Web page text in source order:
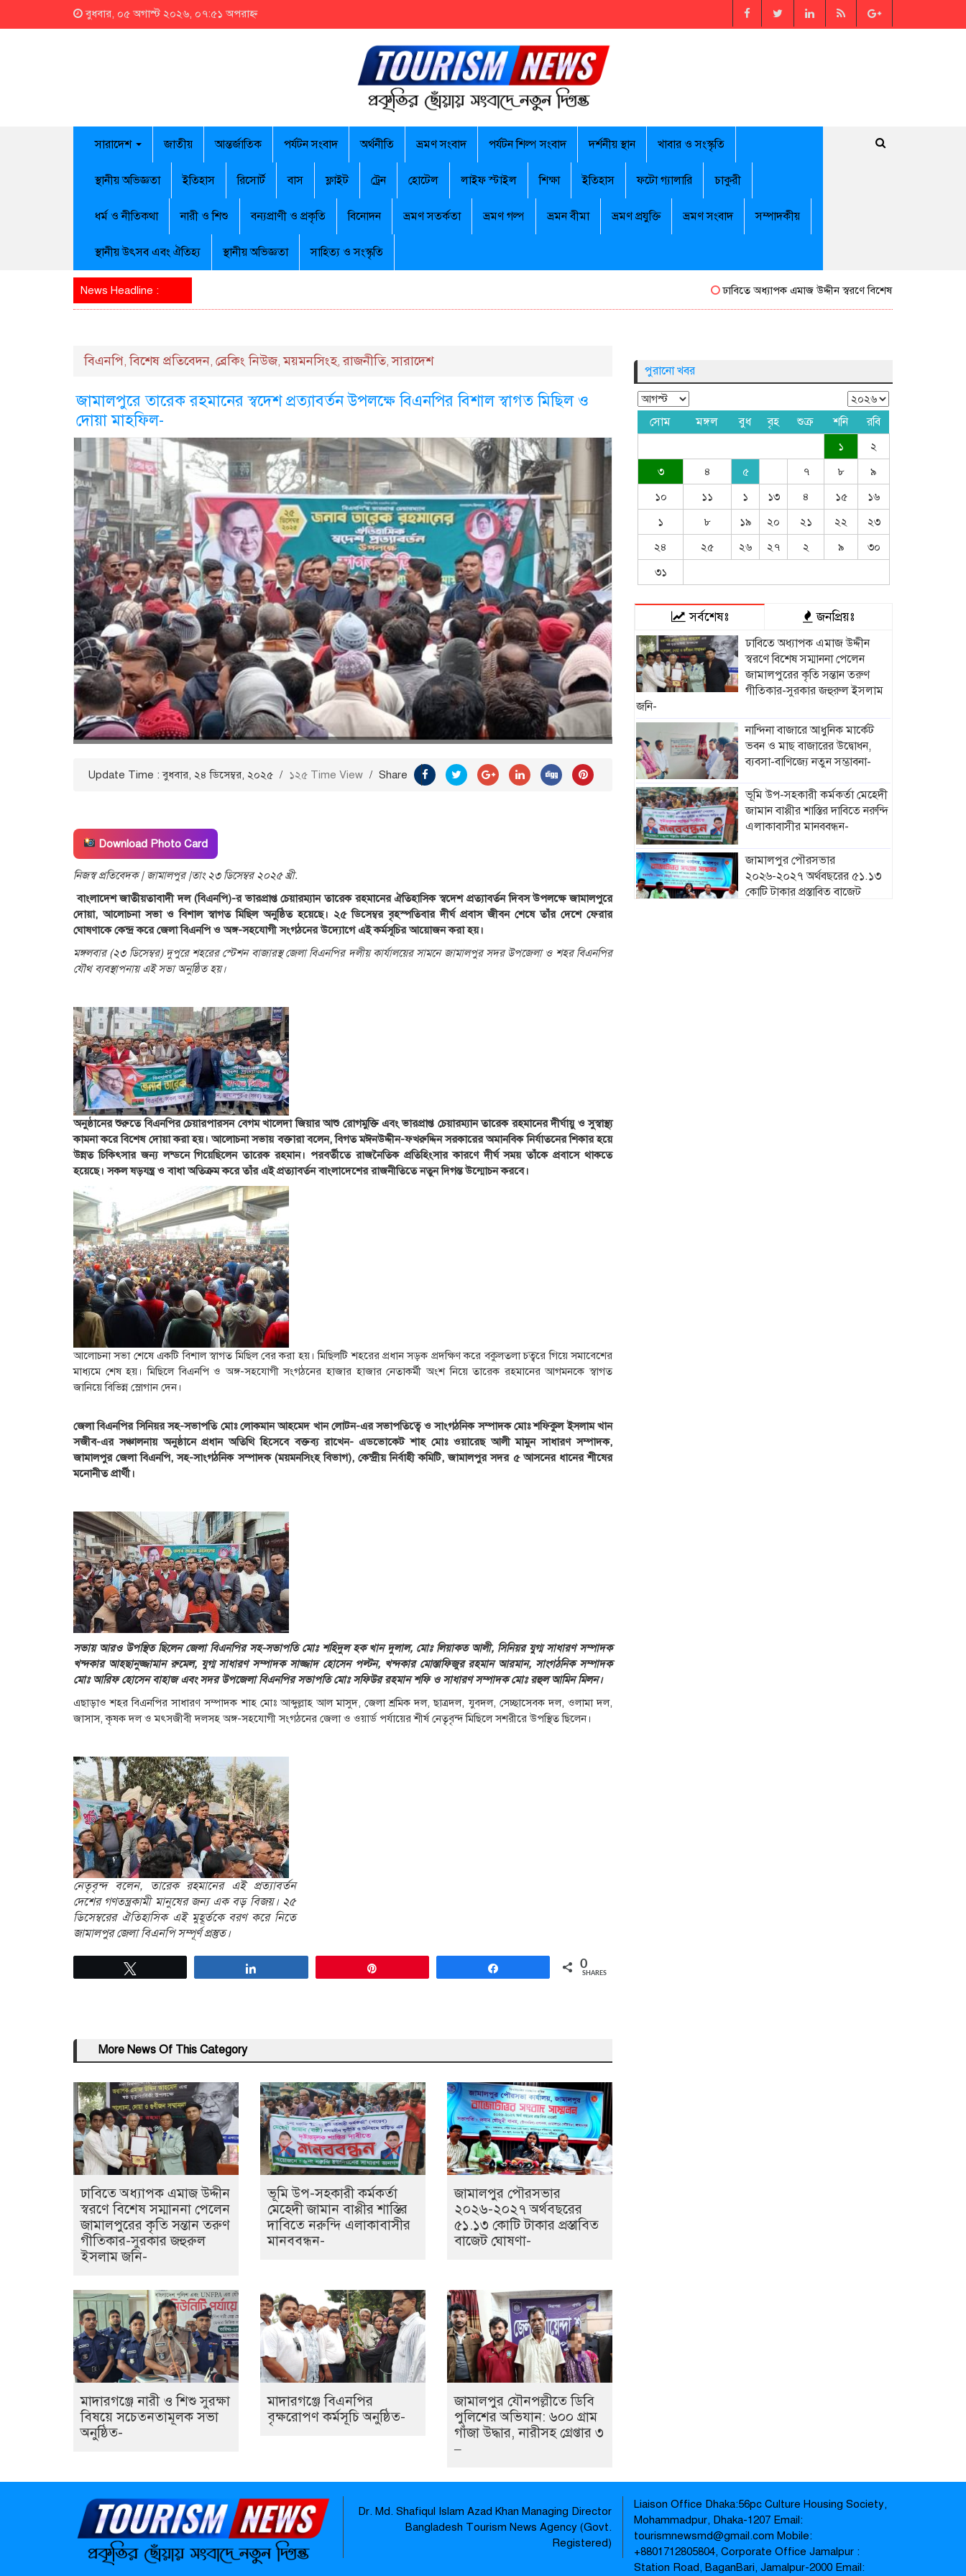
বুধবার, ০৫ অগাস্ট ২০২৬, ০৭:৫১ অপরাহ্ন
সারাদেশ জাতীয় আন্তর্জাতিক পর্যটন সংবাদ অর্থনীতি ভ্রমণ সংবাদ পর্যটন শিল্প সংবাদ দর্শনীয় স্থান খাবার ও সংস্কৃতি
স্থানীয় অভিজ্ঞতা ইতিহাস রিসোর্ট বাস ফ্লাইট ট্রেন হোটেল লাইফ স্টাইল শিক্ষা ইতিহাস ফটো গ্যালারি চাকুরী
ধর্ম ও নীতিকথা নারী ও শিশু বন্যপ্রাণী ও প্রকৃতি বিনোদন ভ্রমণ সতর্কতা ভ্রমণ গল্প ভ্রমন বীমা ভ্রমণ প্রযুক্তি ভ্রমণ সংবাদ সম্পাদকীয়
স্থানীয় উৎসব এবং ঐতিহ্য স্থানীয় অভিজ্ঞতা সাহিত্য ও সংস্কৃতি
News Headline : ঢাবিতে অধ্যাপক এমাজ উদ্দীন স্বরণে বিশেষ সম্মাননা পেলেন
বিএনপি,বিশেষ প্রতিবেদন, ব্রেকিং নিউজ,ময়মনসিংহ,রাজনীতি,সারাদেশ
জামালপুরে তারেক রহমানের স্বদেশ প্রত্যাবর্তন উপলক্ষে বিএনপির বিশাল স্বাগত মিছিল ও
দোয়া মাহফিল-
Update Time : বুধবার, ২৪ ডিসেম্বর, ২০২৫ / ১২৫ Time View / Share
Download Photo Card
নিজস্ব প্রতিবেদক | জামালপুর |তাং ২৩ ডিসেম্বর ২০২৫ খ্রী.
​বাংলাদেশ জাতীয়তাবাদী দল (বিএনপি)-র ভারপ্রাপ্ত চেয়ারম্যান তারেক রহমানের ঐতিহাসিক স্বদেশ প্রত্যাবর্তন দিবস উপলক্ষে জামালপুরে
দোয়া, আলোচনা সভা ও বিশাল স্বাগত মিছিল অনুষ্ঠিত হয়েছে। ২৫ ডিসেম্বর বৃহস্পতিবার দীর্ঘ প্রবাস জীবন শেষে তাঁর দেশে ফেরার
ঘোষণাকে কেন্দ্র করে জেলা বিএনপি ও অঙ্গ-সহযোগী সংগঠনের উদ্যোগে এই কর্মসূচির আয়োজন করা হয়।
মঙ্গলবার (২৩ ডিসেম্বর) দুপুরে শহরের স্টেশন বাজারস্থ জেলা বিএনপির দলীয় কার্যালয়ের সামনে জামালপুর সদর উপজেলা ও শহর বিএনপির
যৌথ ব্যবস্থাপনায় এই সভা অনুষ্ঠিত হয়।
অনুষ্ঠানের শুরুতে বিএনপির চেয়ারপারসন বেগম খালেদা জিয়ার আশু রোগমুক্তি এবং ভারপ্রাপ্ত চেয়ারম্যান তারেক রহমানের দীর্ঘায়ু ও সুস্বাস্থ্য
কামনা করে বিশেষ দোয়া করা হয়। আলোচনা সভায় বক্তারা বলেন, বিগত মঈনউদ্দীন-ফখরুদ্দিন সরকারের অমানবিক নির্যাতনের শিকার হয়ে
উন্নত চিকিৎসার জন্য লন্ডনে গিয়েছিলেন তারেক রহমান। পরবর্তীতে রাজনৈতিক প্রতিহিংসার কারণে দীর্ঘ সময় তাঁকে প্রবাসে থাকতে
হয়েছে। সকল ষড়যন্ত্র ও বাধা অতিক্রম করে তাঁর এই প্রত্যাবর্তন বাংলাদেশের রাজনীতিতে নতুন দিগন্ত উন্মোচন করবে।
​আলোচনা সভা শেষে একটি বিশাল স্বাগত মিছিল বের করা হয়। মিছিলটি শহরের প্রধান সড়ক প্রদক্ষিণ করে বকুলতলা চত্বরে গিয়ে সমাবেশের
মাধ্যমে শেষ হয়। মিছিলে বিএনপি ও অঙ্গ-সহযোগী সংগঠনের হাজার হাজার নেতাকর্মী অংশ নিয়ে তারেক রহমানের আগমনকে স্বাগত
জানিয়ে বিভিন্ন স্লোগান দেন।
জেলা বিএনপির সিনিয়র সহ-সভাপতি মোঃ লোকমান আহমেদ খান লোটন-এর সভাপতিত্বে ও সাংগঠনিক সম্পাদক মোঃ শফিকুল ইসলাম খান
সজীব-এর সঞ্চালনায় অনুষ্ঠানে প্রধান অতিথি হিসেবে বক্তব্য রাখেন- ​এডভোকেট শাহ মোঃ ওয়ারেছ আলী মামুন সাধারণ সম্পাদক,
জামালপুর জেলা বিএনপি, সহ-সাংগঠনিক সম্পাদক (ময়মনসিংহ বিভাগ), কেন্দ্রীয় নির্বাহী কমিটি, জামালপুর সদর ৫ আসনের ধানের শীষের
মনোনীত প্রার্থী।
সভায় আরও উপস্থিত ছিলেন জেলা বিএনপির সহ-সভাপতি মোঃ শহিদুল হক খান দুলাল, মোঃ লিয়াকত আলী, সিনিয়র যুগ্ম সাধারণ সম্পাদক
খন্দকার আহছানুজ্জামান রুমেল, যুগ্ম সাধারণ সম্পাদক সাজ্জাদ হোসেন পল্টন, খন্দকার মোস্তাফিজুর রহমান আরমান, সাংগঠনিক সম্পাদক
মোঃ আরিফ হোসেন বাহাজ এবং সদর উপজেলা বিএনপির সভাপতি মোঃ সফিউর রহমান শফি ও সাধারণ সম্পাদক মোঃ রহুল আমিন মিলন।
​এছাড়াও শহর বিএনপির সাধারণ সম্পাদক শাহ মোঃ আব্দুল্লাহ আল মাসুদ, জেলা শ্রমিক দল, ছাত্রদল, যুবদল, সেচ্ছাসেবক দল, ওলামা দল,
জাসাস, কৃষক দল ও মৎসজীবী দলসহ অঙ্গ-সহযোগী সংগঠনের জেলা ও ওয়ার্ড পর্যায়ের শীর্ষ নেতৃবৃন্দ মিছিলে সশরীরে উপস্থিত ছিলেন।
নেতৃবৃন্দ বলেন, তারেক রহমানের এই প্রত্যাবর্তন
দেশের গণতন্ত্রকামী মানুষের জন্য এক বড় বিজয়। ২৫
ডিসেম্বরের ঐতিহাসিক এই মুহূর্তকে বরণ করে নিতে
জামালপুর জেলা বিএনপি সম্পূর্ণ প্রস্তুত।
0
SHARES
More News Of This Category
ঢাবিতে অধ্যাপক এমাজ উদ্দীন
স্বরণে বিশেষ সম্মাননা পেলেন
জামালপুরের কৃতি সন্তান তরুণ
গীতিকার-সুরকার জহুরুল
ইসলাম জনি-
ভূমি উপ-সহকারী কর্মকর্তা
মেহেদী জামান বাপ্পীর শাস্তির
দাবিতে নরুন্দি এলাকাবাসীর
মানববন্ধন-
জামালপুর পৌরসভার
২০২৬-২০২৭ অর্থবছরের
৫১.১৩ কোটি টাকার প্রস্তাবিত
বাজেট ঘোষণা-
মাদারগঞ্জে নারী ও শিশু সুরক্ষা
বিষয়ে সচেতনতামূলক সভা
অনুষ্ঠিত-
মাদারগঞ্জে বিএনপির
বৃক্ষরোপণ কর্মসূচি অনুষ্ঠিত-
জামালপুর যৌনপল্লীতে ডিবি
পুলিশের অভিযান: ৬০০ গ্রাম
গাঁজা উদ্ধার, নারীসহ গ্রেপ্তার ৩
–
পুরানো খবর
সোম মঙ্গল বুধ বৃহ শুক্র শনি রবি
১
২
৩
৪ ৫ ৭ ৮
৯
১০
১১ ১ ১৩ ৪ ১৫
১৬
১
৮ ১৯ ২০ ২১ ২২
২৩
২৪
২৫ ২৬ ২৭ ২ ৯
৩০
৩১
সর্বশেষঃ জনপ্রিয়ঃ
ঢাবিতে অধ্যাপক এমাজ উদ্দীন
স্বরণে বিশেষ সম্মাননা পেলেন
জামালপুরের কৃতি সন্তান তরুণ
গীতিকার-সুরকার জহুরুল ইসলাম
জনি-
নান্দিনা বাজারে আধুনিক মার্কেট
ভবন ও মাছ বাজারের উদ্বোধন,
ব্যবসা-বাণিজ্যে নতুন সম্ভাবনা-
ভূমি উপ-সহকারী কর্মকর্তা মেহেদী
জামান বাপ্পীর শাস্তির দাবিতে নরুন্দি
এলাকাবাসীর মানববন্ধন-
জামালপুর পৌরসভার
২০২৬-২০২৭ অর্থবছরের ৫১.১৩
কোটি টাকার প্রস্তাবিত বাজেট
Dr. Md. Shafiqul Islam Azad Khan Managing Director
Bangladesh Tourism News Agency (Govt.
Registered)
Liaison Office Dhaka:56pc Culture Housing Society,
Mohammadpur, Dhaka-1207 Email:
tourismnewsmd@gmail.com Mobile:
‪+8801712805804‬, Corporate Office Jamalpur :
Station Road, BaganBari, Jamalpur-2000 Email: